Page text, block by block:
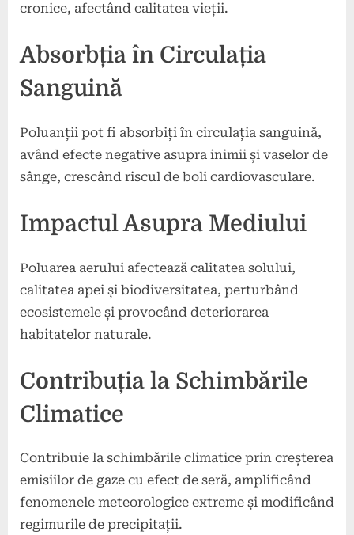
cronice, afectând calitatea vieții.
Absorbția în Circulația
Sanguină
Poluanții pot fi absorbiți în circulația sanguină,
având efecte negative asupra inimii și vaselor de
sânge, crescând riscul de boli cardiovasculare.
Impactul Asupra Mediului
Poluarea aerului afectează calitatea solului,
calitatea apei și biodiversitatea, perturbând
ecosistemele și provocând deteriorarea
habitatelor naturale.
Contribuția la Schimbările
Climatice
Contribuie la schimbările climatice prin creșterea
emisiilor de gaze cu efect de seră, amplificând
fenomenele meteorologice extreme și modificând
regimurile de precipitații.